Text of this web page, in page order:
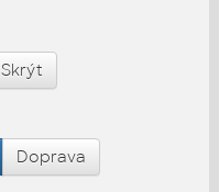
Skrýt
Doprava